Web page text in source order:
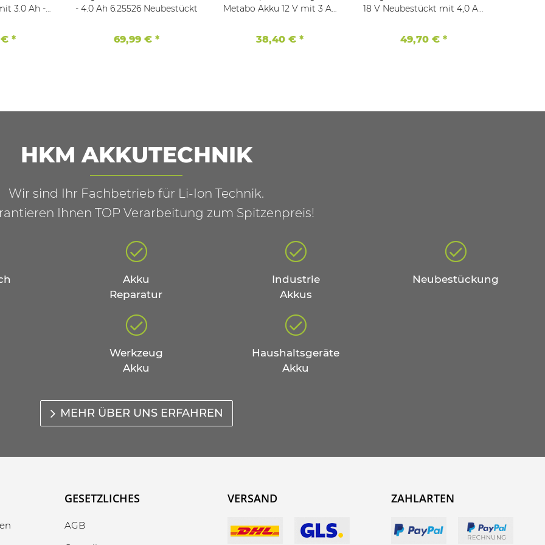
3.0 Ah -
€*
- 4.0 Ah 6.25526 Neubestückt
69,99 € *
Metabo Akku 12 V mit 3 Ah
38,40 €*
18 V Neubestückt mit 4,0 Ah
49,70 € *
HKM AKKUTECHNIK
Wir sind Ihr Fachbetrieb für Li-Ion Technik.
Ihnen TOP Verarbeitung zum Spitzenpreis!
Akku
Reparatur
Industrie
Akkus
Neubestückung
Werkzeug
Akku
Haushaltsgeräte
Akku
MEHR ÜBER UNS ERFAHREN
GESETZLICHES
AGB
VERSAND ZAHLARTEN